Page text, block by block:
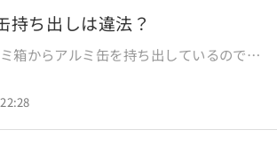
定を考えています。まずはコンクリート
たが、不要になった際の処分が難しいの
自治体ではコンクリートブロックの回収
せん。砂袋も同様に処分が課題です。
回収可能ですが、トラックで回収に来る
持ち出しは違法？
箱からアルミ缶を持ち出しているのです
るからです。この行為は法律に違反して
ちなみに、中身は職場の水道で水洗いし